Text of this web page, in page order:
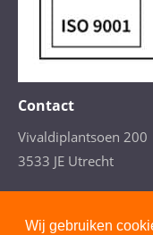
Contact
Vivaldiplantsoen 200
3533 JE Utrecht
(Arbeidsdeskundig
Wij gebruiken